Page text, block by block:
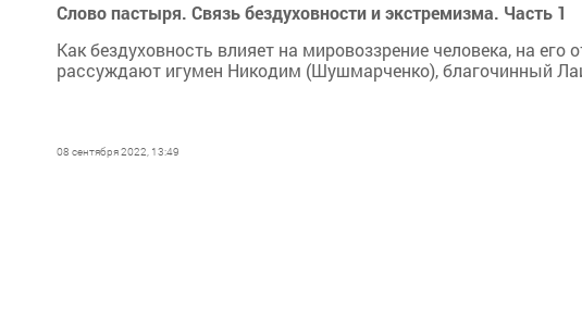
Слово пастыря. Связь бездуховности и экстремизма. Часть 1
Как бездуховность влияет на мировоззрение человека, на
рассуждают игумен Никодим (Шушмарченко), благочинный
08 сентября 2022, 13:49